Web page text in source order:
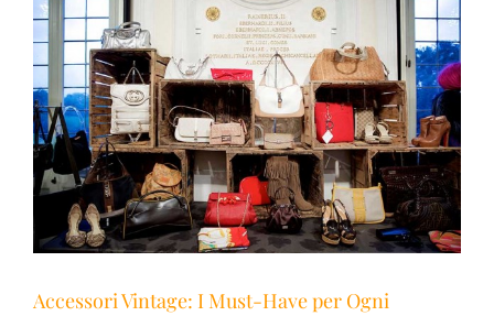
Accessori Vintage: I Must-Have per Ogni